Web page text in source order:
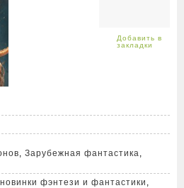
,Зарубежная фантастика,
фэнтези и фантастики ,